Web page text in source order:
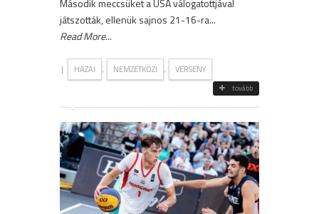
játszották, ellenük sajnos 21-16-ra...
Read More...
| HAZAI , NEMZETKÖZI , VERSENY
tovább